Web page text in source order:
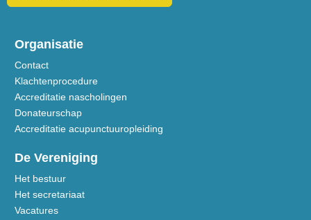
Organisatie
Contact
Klachtenprocedure
Accreditatie nascholingen
Donateurschap
Accreditatie acupunctuuropleiding
De Vereniging
Het bestuur
Het secretariaat
Vacatures